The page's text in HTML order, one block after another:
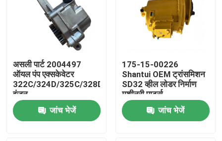
असली पार्ट 2004497
ऑयल पंप एक्सकेवेटर
322C/324D/325C/328D/M325D
इंजन
3116/3126/3126B/3126E
के लिए
जांच भेजें
175-15-00226
Shantui OEM ट्रांसमिशन
SD32 व्हील लोडर निर्माण
मशीनरी पार्ट्स
जांच भेजें